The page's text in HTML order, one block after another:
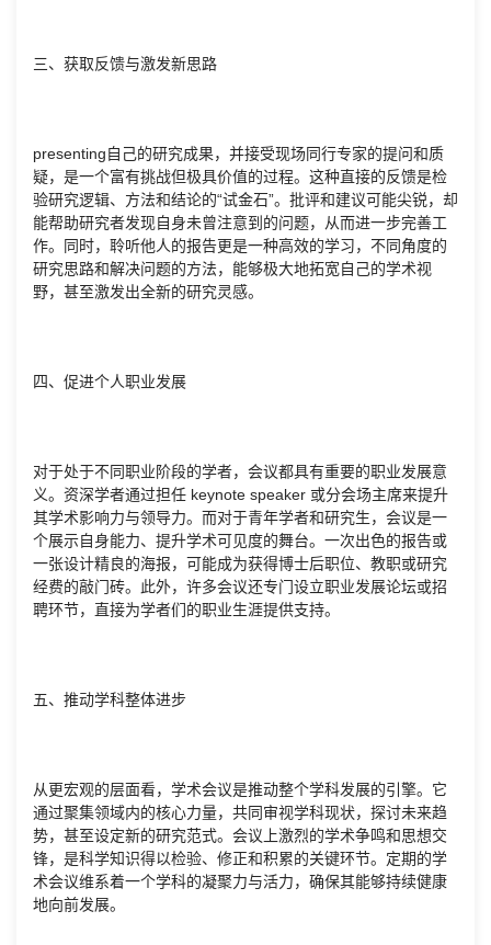
三、获取反馈与激发新思路
presenting自己的研究成果，并接受现场同行专家的提问和质
疑，是一个富有挑战但极具价值的过程。这种直接的反馈是检
验研究逻辑、方法和结论的“试金石”。批评和建议可能尖锐，却
能帮助研究者发现自身未曾注意到的问题，从而进一步完善工
作。同时，聆听他人的报告更是一种高效的学习，不同角度的
研究思路和解决问题的方法，能够极大地拓宽自己的学术视
野，甚至激发出全新的研究灵感。
四、促进个人职业发展
对于处于不同职业阶段的学者，会议都具有重要的职业发展意
义。资深学者通过担任 keynote speaker 或分会场主席来提升
其学术影响力与领导力。而对于青年学者和研究生，会议是一
个展示自身能力、提升学术可见度的舞台。一次出色的报告或
一张设计精良的海报，可能成为获得博士后职位、教职或研究
经费的敲门砖。此外，许多会议还专门设立职业发展论坛或招
聘环节，直接为学者们的职业生涯提供支持。
五、推动学科整体进步
从更宏观的层面看，学术会议是推动整个学科发展的引擎。它
通过聚集领域内的核心力量，共同审视学科现状，探讨未来趋
势，甚至设定新的研究范式。会议上激烈的学术争鸣和思想交
锋，是科学知识得以检验、修正和积累的关键环节。定期的学
术会议维系着一个学科的凝聚力与活力，确保其能够持续健康
地向前发展。